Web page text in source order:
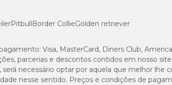
PitbullBorder CollieGolden retriever
Visa, MasterCard, Diners Club,
parcerias e descontos contidos em nosso
será necessário optar por aquela que melhor lhe
nesse sentido. Preços e condições de